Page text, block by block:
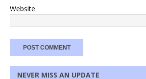
Website
NEVER MISS AN UPDATE